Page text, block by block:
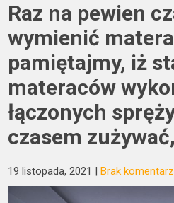
Raz na pewien
wymienić
pamiętajmy, iż
materaców
łączonych
czasem
19 listopada, 2021 |Brak